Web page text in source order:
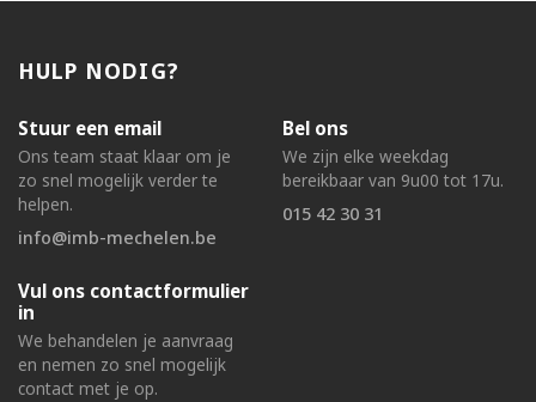
HULP NODIG?
Stuur een email
Ons team staat klaar om je
zo snel mogelijk verder te
helpen.
info@imb-mechelen.be
Bel ons
We zijn elke weekdag
bereikbaar van 9u00 tot 17u.
015 42 30 31
Vul ons contactformulier
in
We behandelen je aanvraag
en nemen zo snel mogelijk
contact met je op.